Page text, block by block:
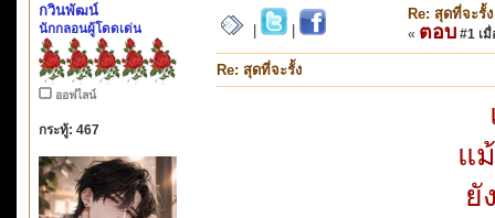
กวินพัฒน์
นักกลอนผู้โดดเด่น
ออฟไลน์
กระทู้: 467
Re: สุดที่จะรั้ง
« ตอบ #1 เมื่
Re: สุดที่จะรั้ง
แ
ยั